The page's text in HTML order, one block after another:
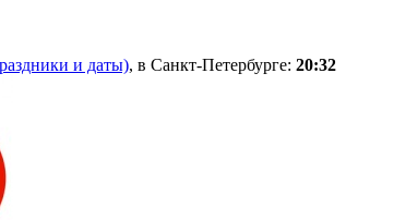
и даты), в Санкт-Петербурге: 20:32